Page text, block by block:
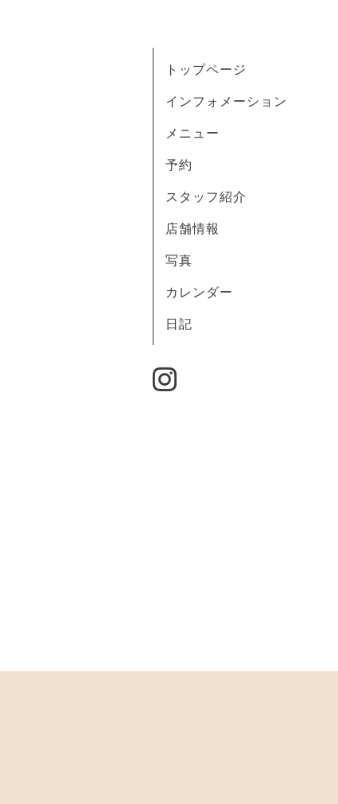
トップページ
インフォメーション
メニュー
予約
スタッフ紹介
店舗情報
写真
カレンダー
日記